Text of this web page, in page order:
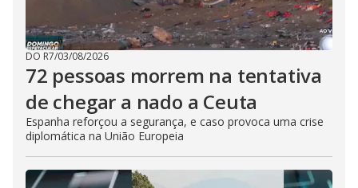
DO R7/03/08/2026
72 pessoas morrem na tentativa
de chegar a nado a Ceuta
Espanha reforçou a segurança, e caso provoca uma crise
diplomática na União Europeia